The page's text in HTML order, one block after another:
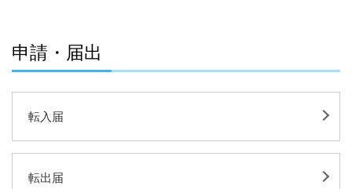
申請・届出
転入届
転出届